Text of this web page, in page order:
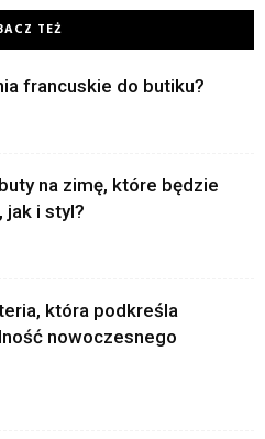
TEŻ
francuskie do butiku?
na zimę, które będzie
jak i styl?
która podkreśla
nowoczesnego